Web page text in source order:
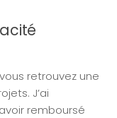
retrouvez une
J’ai
remboursé